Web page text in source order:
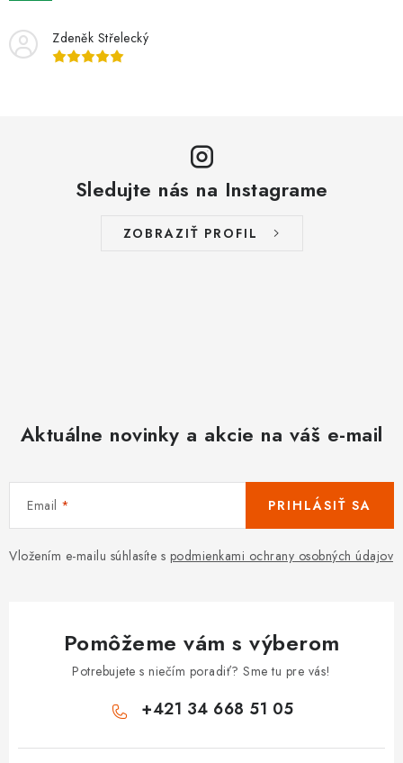
Zdeněk Střelecký
Sledujte nás na Instagrame
ZOBRAZIŤ PROFIL
Aktuálne novinky a akcie na váš e-mail
Email
Vložením e-mailu súhlasíte s podmienkami ochrany osobných údajov
PRIHLÁSIŤ SA
Pomôžeme vám s výberom
Potrebujete s niečím poradiť? Sme tu pre vás!
+421 34 668 51 05